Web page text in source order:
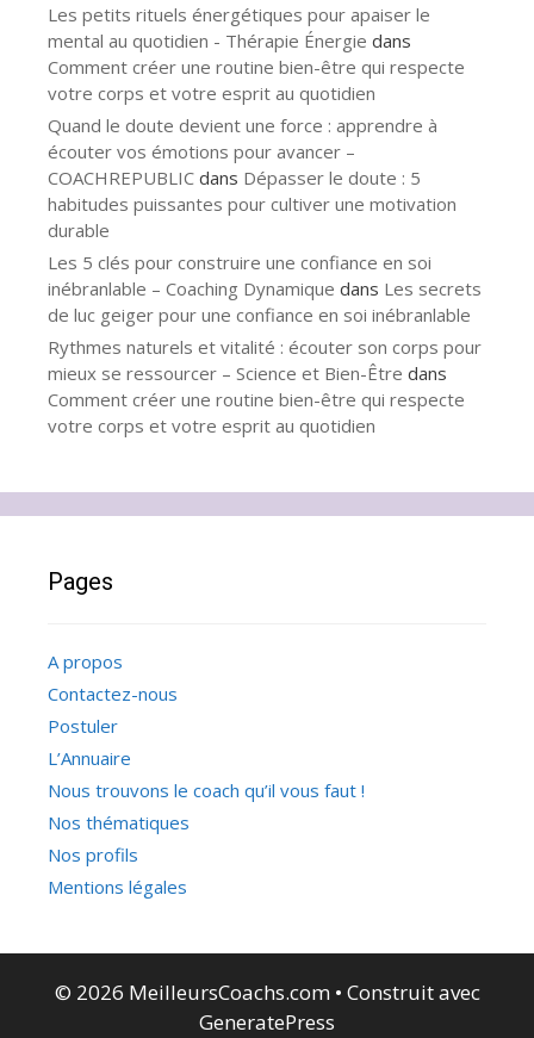
Les petits rituels énergétiques pour apaiser le
mental au quotidien - Thérapie Énergie dans
Comment créer une routine bien-être qui respecte
votre corps et votre esprit au quotidien
Quand le doute devient une force : apprendre à
écouter vos émotions pour avancer –
COACHREPUBLIC dans Dépasser le doute : 5
habitudes puissantes pour cultiver une motivation
durable
Les 5 clés pour construire une confiance en soi
inébranlable – Coaching Dynamique dans Les secrets
de luc geiger pour une confiance en soi inébranlable
Rythmes naturels et vitalité : écouter son corps pour
mieux se ressourcer – Science et Bien-Être dans
Comment créer une routine bien-être qui respecte
votre corps et votre esprit au quotidien
Pages
A propos
Contactez-nous
Postuler
L’Annuaire
Nous trouvons le coach qu’il vous faut !
Nos thématiques
Nos profils
Mentions légales
© 2026 MeilleursCoachs.com• Construit avec
GeneratePress